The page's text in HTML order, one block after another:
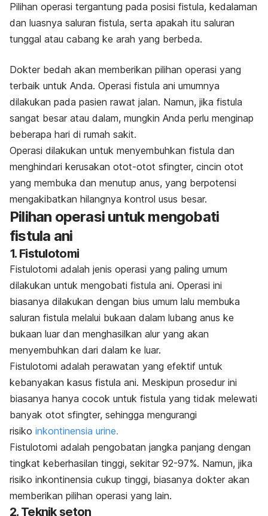
Pilihan operasi tergantung pada posisi fistula, kedalaman
dan luasnya saluran fistula, serta apakah itu saluran
tunggal atau cabang ke arah yang berbeda.
Dokter bedah akan memberikan pilihan operasi yang
terbaik untuk Anda. Operasi fistula ani umumnya
dilakukan pada pasien rawat jalan. Namun, jika fistula
sangat besar atau dalam, mungkin Anda perlu menginap
beberapa hari di rumah sakit.
Operasi dilakukan untuk menyembuhkan fistula dan
menghindari kerusakan otot-otot sfingter, cincin otot
yang membuka dan menutup anus, yang berpotensi
mengakibatkan hilangnya kontrol usus besar.
Pilihan operasi untuk mengobati
fistula ani
1. Fistulotomi
Fistulotomi adalah jenis operasi yang paling umum
dilakukan untuk mengobati fistula ani. Operasi ini
biasanya dilakukan dengan bius umum lalu membuka
saluran fistula melalui bukaan dalam lubang anus ke
bukaan luar dan menghasilkan alur yang akan
menyembuhkan dari dalam ke luar.
Fistulotomi adalah perawatan yang efektif untuk
kebanyakan kasus fistula ani. Meskipun prosedur ini
biasanya hanya cocok untuk fistula yang tidak melewati
banyak otot sfingter, sehingga mengurangi
risiko inkontinensia urine.
Fistulotomi adalah pengobatan jangka panjang dengan
tingkat keberhasilan tinggi, sekitar 92-97%. Namun, jika
risiko inkontinensia cukup tinggi, biasanya dokter akan
memberikan pilihan operasi yang lain.
2. Teknik seton